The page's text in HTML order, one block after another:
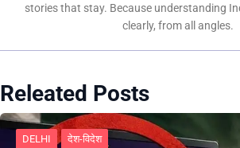
stories that stay. Because understanding
clearly, from all angles.
Releated Posts
DELHI देश-विदेश